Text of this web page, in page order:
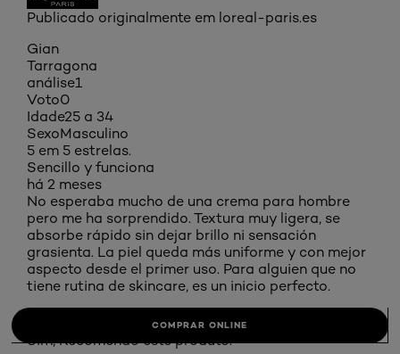
Publicado originalmente em loreal-paris.es
Gian
Tarragona
análise1
Voto0
Idade25 a 34
SexoMasculino
5 em 5 estrelas.
Sencillo y funciona
há 2 meses
No esperaba mucho de una crema para hombre
pero me ha sorprendido. Textura muy ligera, se
absorbe rápido sin dejar brillo ni sensación
grasienta. La piel queda más uniforme y con mejor
aspecto desde el primer uso. Para alguien que no
tiene rutina de skincare, es un inicio perfecto.
Sim, Recomendo este produto.
COMPRAR ONLINE